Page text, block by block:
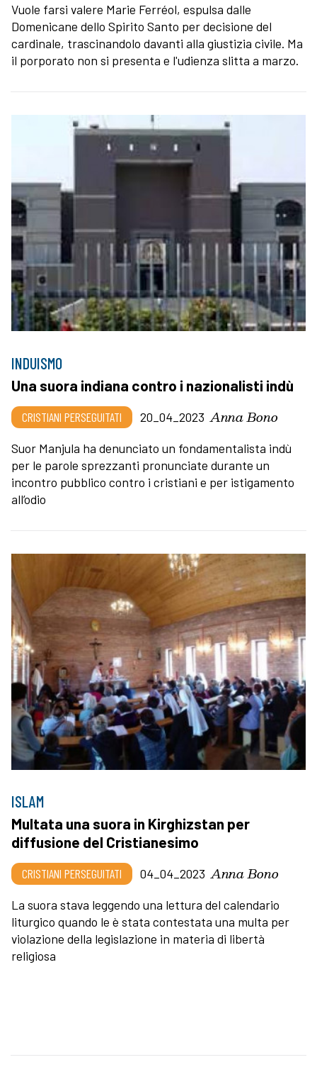
Vuole farsi valere Marie Ferréol, espulsa dalle
Domenicane dello Spirito Santo per decisione del
cardinale, trascinandolo davanti alla giustizia civile. Ma
il porporato non si presenta e l'udienza slitta a marzo.
INDUISMO
Una suora indiana contro i nazionalisti indù
CRISTIANI PERSEGUITATI 20_04_2023 Anna Bono
Suor Manjula ha denunciato un fondamentalista indù
per le parole sprezzanti pronunciate durante un
incontro pubblico contro i cristiani e per istigamento
all’odio
ISLAM
Multata una suora in Kirghizstan per
diffusione del Cristianesimo
CRISTIANI PERSEGUITATI 04_04_2023 Anna Bono
La suora stava leggendo una lettura del calendario
liturgico quando le è stata contestata una multa per
violazione della legislazione in materia di libertà
religiosa